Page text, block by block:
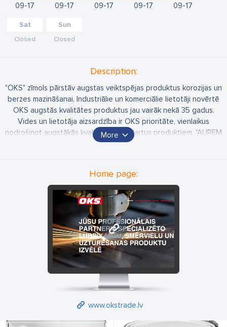
09 17 09 17 09 17 09 17 09 17
Sat
Closed
Sun
Closed
Description:
"OKS" zīmols pārstāv augstas veiktspējas produktus korozijas un
berzes mazināšanai. Industriālie un komerciālie lietotāji novērtē
OKS augstās kvalitātes produktus jau vairāk nekā 35 gadus.
Vides un lietotāja aizsardzība ir OKS prioritāte, vienlaikus
nodrošinot augstākās kvalitātes standartus produktiem. "AUREM
TRADE" tirdzniecības komanda šajā nozarē darbojas jau kopš
More
Home page:
www.okstrade.lv
www.okstrade.lv